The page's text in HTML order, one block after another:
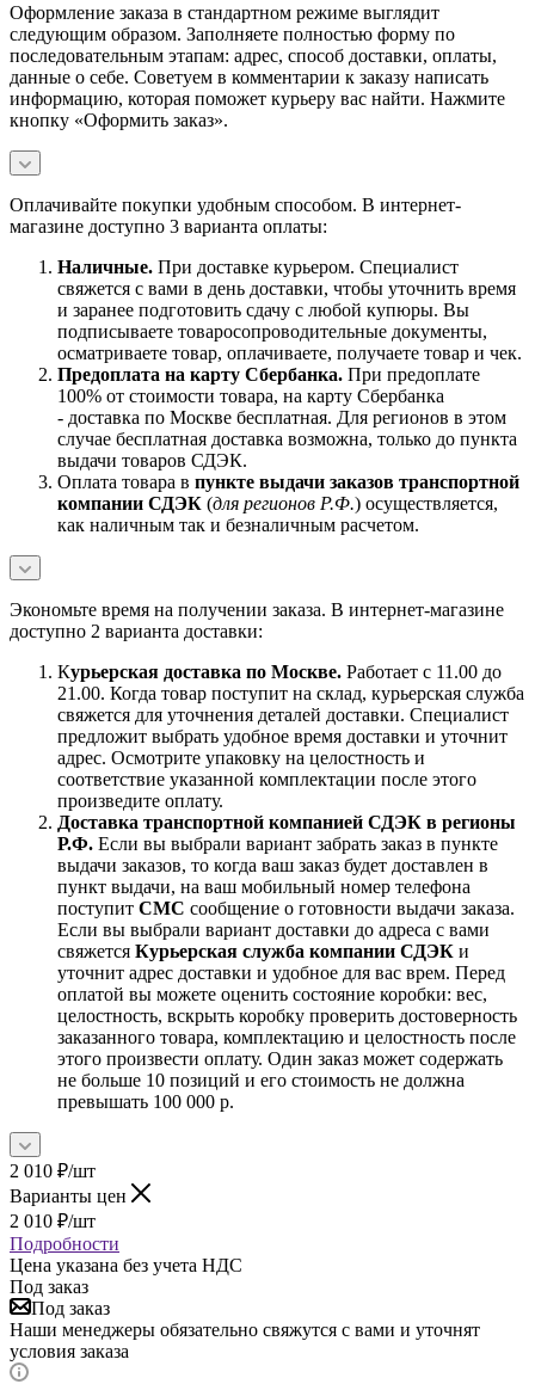
Оформление заказа в стандартном режиме выглядит
следующим образом. Заполняете полностью форму по
последовательным этапам: адрес, способ доставки, оплаты,
данные о себе. Советуем в комментарии к заказу написать
информацию, которая поможет курьеру вас найти. Нажмите
кнопку «Оформить заказ».
Оплачивайте покупки удобным способом. В интернет-
магазине доступно 3 варианта оплаты:
Наличные. При доставке курьером. Специалист
свяжется с вами в день доставки, чтобы уточнить время
и заранее подготовить сдачу с любой купюры. Вы
подписываете товаросопроводительные документы,
осматриваете товар, оплачиваете, получаете товар и чек.
Предоплата на карту Сбербанка. При предоплате
100% от стоимости товара, на карту Сбербанка
- доставка по Москве бесплатная. Для регионов в этом
случае бесплатная доставка возможна, только до пункта
выдачи товаров СДЭК.
Оплата товара в пункте выдачи заказов транспортной
компании СДЭК (для регионов Р.Ф.) осуществляется,
как наличным так и безналичным расчетом.
Экономьте время на получении заказа. В интернет-магазине
доступно 2 варианта доставки:
Курьерская доставка по Москве. Работает с 11.00 до
21.00. Когда товар поступит на склад, курьерская служба
свяжется для уточнения деталей доставки. Специалист
предложит выбрать удобное время доставки и уточнит
адрес. Осмотрите упаковку на целостность и
соответствие указанной комплектации после этого
произведите оплату.
Доставка транспортной компанией СДЭК в регионы
Р.Ф. Если вы выбрали вариант забрать заказ в пункте
выдачи заказов, то когда ваш заказ будет доставлен в
пункт выдачи, на ваш мобильный номер телефона
поступит СМС сообщение о готовности выдачи заказа.
Если вы выбрали вариант доставки до адреса с вами
свяжется Курьерская служба компании СДЭК и
уточнит адрес доставки и удобное для вас врем. Перед
оплатой вы можете оценить состояние коробки: вес,
целостность, вскрыть коробку проверить достоверность
заказанного товара, комплектацию и целостность после
этого произвести оплату. Один заказ может содержать
не больше 10 позиций и его стоимость не должна
превышать 100 000 р.
2 010 ₽/шт
Варианты цен
2 010 ₽/шт
Подробности
Цена указана без учета НДС
Под заказ
Под заказ
Наши менеджеры обязательно свяжутся с вами и уточнят
условия заказа